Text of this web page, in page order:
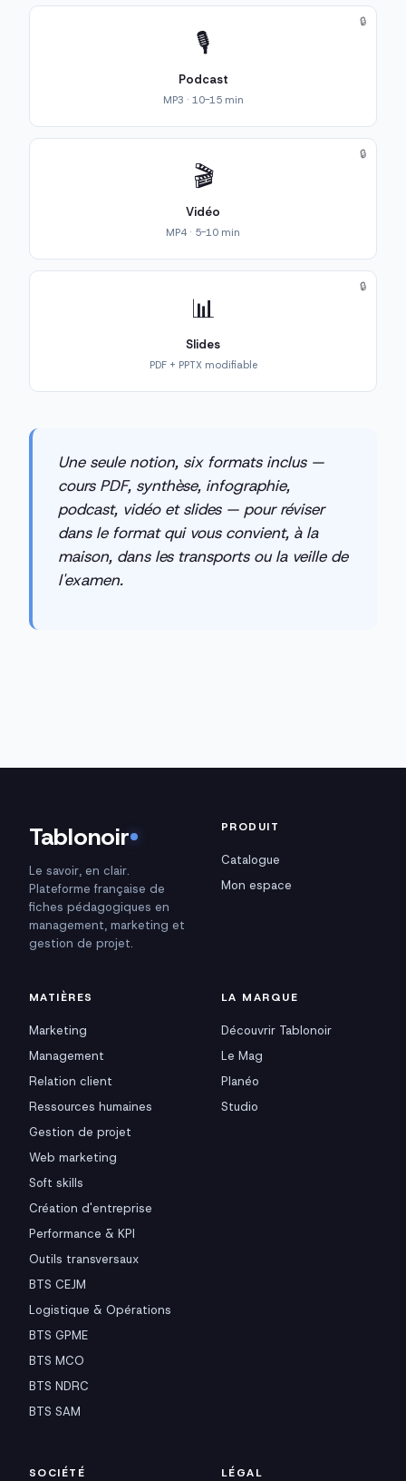
🎙️
Podcast
MP3 · 10-15 min
🔒
🎬
Vidéo
MP4 · 5-10 min
🔒
📊
Slides
PDF + PPTX modifiable
🔒
Une seule notion, six formats inclus —
cours PDF, synthèse, infographie,
podcast, vidéo et slides — pour réviser
dans le format qui vous convient, à la
maison, dans les transports ou la veille de
l'examen.
Tablonoir
Le savoir, en clair.
Plateforme française de
fiches pédagogiques en
management, marketing et
gestion de projet.
PRODUIT
Catalogue
Mon espace
MATIÈRES
Marketing
Management
Relation client
Ressources humaines
Gestion de projet
Web marketing
Soft skills
Création d'entreprise
Performance & KPI
Outils transversaux
BTS CEJM
Logistique & Opérations
BTS GPME
BTS MCO
BTS NDRC
BTS SAM
LA MARQUE
Découvrir Tablonoir
Le Mag
Planéo
Studio
SOCIÉTÉ LÉGAL